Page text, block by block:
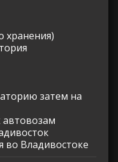
хранения)
затем на
во Владивостоке